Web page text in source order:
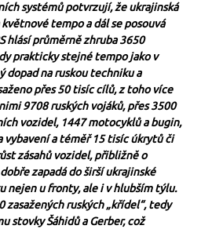
systémů potvrzují, že ukrajinská
tempo a dál se posouvá
hlásí průměrně zhruba 3650
prakticky stejné tempo jako v
dopad na ruskou techniku a
přes 50 tisíc cílů, z toho více
9708 ruských vojáků, přes 3500
vozidel, 1447 motocyklů a bugin,
vybavení a téměř 15 tisíc úkrytů či
zásahů vozidel, přibližně o
zapadá do širší ukrajinské
nejen u fronty, ale i v hlubším týlu.
zasažených ruských „křídel“, tedy
stovky Šáhidů a Gerber, což